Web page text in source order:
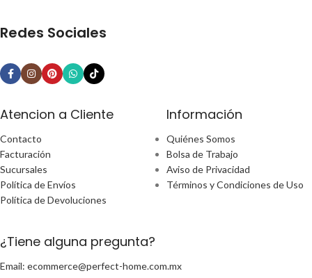
Redes Sociales
Atencion a Cliente
Contacto
Facturación
Sucursales
Política de Envíos
Política de Devoluciones
Información
Quiénes Somos
Bolsa de Trabajo
Aviso de Privacidad
Términos y Condiciones de Uso
¿Tiene alguna pregunta?
Email: ecommerce@perfect-home.com.mx